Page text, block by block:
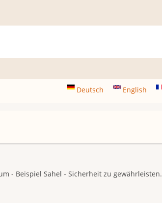
Deutsch English
- Beispiel Sahel - Sicherheit zu gewährleisten.